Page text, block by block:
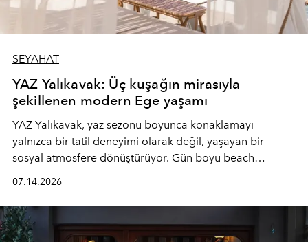
SEYAHAT
YAZ Yalıkavak: Üç kuşağın mirasıyla
şekillenen modern Ege yaşamı
YAZ Yalıkavak, yaz sezonu boyunca konaklamayı
yalnızca bir tatil deneyimi olarak değil, yaşayan bir
sosyal atmosfere dönüştürüyor. Gün boyu beach
mutfağını modern dokunuşlarla müzikle buluşturan
tematik gastronomi geceleri misafirlerle buluşuyor.
07.14.2026